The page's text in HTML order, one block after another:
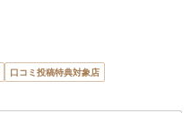
口コミ投稿特典対象店